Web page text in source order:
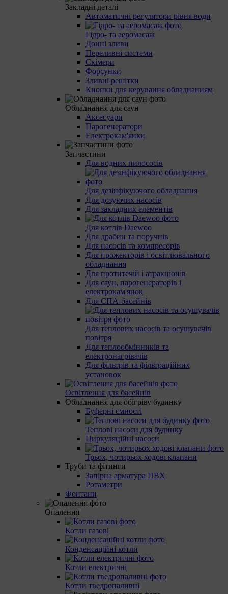
Закладні деталі
Автоматичні регулятори рівня води
Гідро- та аеромасаж
Донні зливи
Переливні системи
Скімери
Форсунки
Зливні решітки
Кнопки для керування обладнанням
Обладнання для саун
Аксесуари
Парогенератори
Електрокам'янки
Запчастини
Для водних пилососів
Для дезінфікуючого обладнання
Для дозуючих насосів
Для закладних елементів
Для котлів Daewoo
Для драбин та поручнів
Для насосів та компресорів
Для прожекторів і освітлювального
обладнання
Для протитечій і атракціонів
Для саун, парогенераторів і
електрокам'янок
Для СПА-басейнів
Для теплових насосів та осушувачів
повітря
Для теплообмінників та
електронагрівачів
Для фільтрів та фільтраційних
установок
Освітлення для басейнів
Обладнання для обігріву будинку
Буферні ємності
Теплові насоси для будинку
Циркуляційні насоси
Трьох, чотирьох ходові клапани
Труби та фітинги
Запірна арматура ПВХ
Ротаметри
Фонтани
Опалення
Котли газові
Конденсаційні котли
Котли електричні
Котли тведропаливні